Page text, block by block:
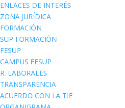
ENLACES DE INTERÉS
ZONA JURÍDICA
FORMACIÓN
SUP FORMACIÓN
FESUP
CAMPUS FESUP
R. LABORALES
TRANSPARENCIA
ACUERDO CON LA TIE